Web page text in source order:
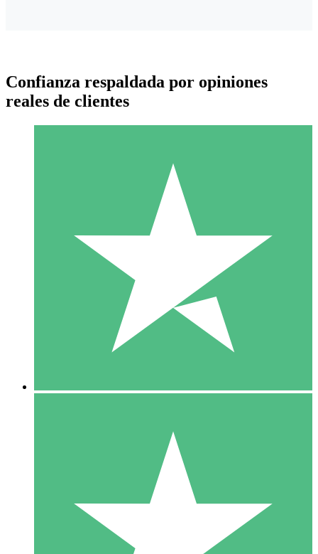
Paquetes de Créditos Individuales
Paga según el uso con créditos de descarga. Sin compromiso
10 00
10 Descargas
20 00
Confianza respaldada por opiniones
reales de clientes